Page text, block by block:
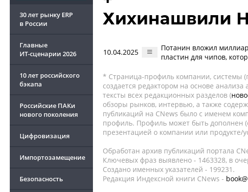
30 лет рынку ERP
в России
Главные
ИТ-сценарии 2026
10 лет российского
бэкапа
Российские ПАКи
нового поколения
Цифровизация
Импортозамещение
Безопасность
Хихинашвили
10.04.2025
Потанин вложил
пластин для чипов,
* Страница-профиль компании, системы
создается редактором на основе
тексты всех редакционных разделов (
обзоры рынков, интервью, а также
публикаций на CNews было с именем
профиль. Профиль может быть дополнен
презентацией о компании или продукте/
Обработан архив публикаций портала
Ключевых фраз выявлено - 1463328, в
Создано именных указателей - 199231.
Редакция Индексной книги CNews -